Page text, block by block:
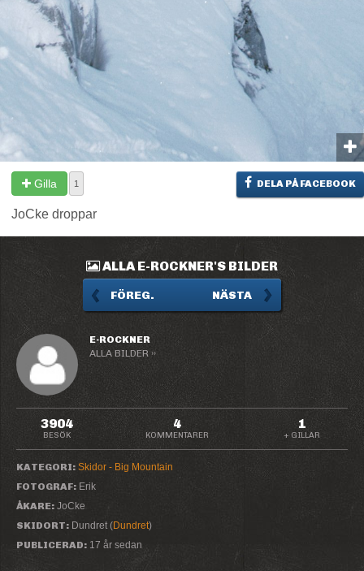
Gilla 1 DELA PÅ FACEBOOK
JoCke droppar
ALLA E-ROCKNER'S BILDER
FÖREG. NÄSTA
E-ROCKNER
ALLA BILDER ››
3904
BESÖK
4
KOMMENTARER
1
+ GILLAR
KATEGORI: Skidor - Big Mountain
FOTOGRAF: Erik
ÅKARE: JoCke
SKIDORT: Dundret (Dundret)
PUBLICERAD: 17 år sedan